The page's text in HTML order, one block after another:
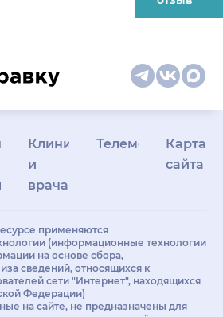
Клиникам
и
врачам
Телемедицина
Карта
сайта
применяются
(информационные технологии
на основе сбора,
сведений, относящихся к
сети "Интернет", находящихся
Федерации)
на сайте, не предназначены для